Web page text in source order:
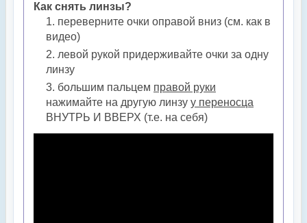
Как снять линзы?
переверните очки оправой вниз (см. как в
видео)
левой рукой придерживайте очки за одну
линзу
большим пальцем правой руки
нажимайте на другую линзу у переносца
ВНУТРЬ И ВВЕРХ (т.е. на себя)